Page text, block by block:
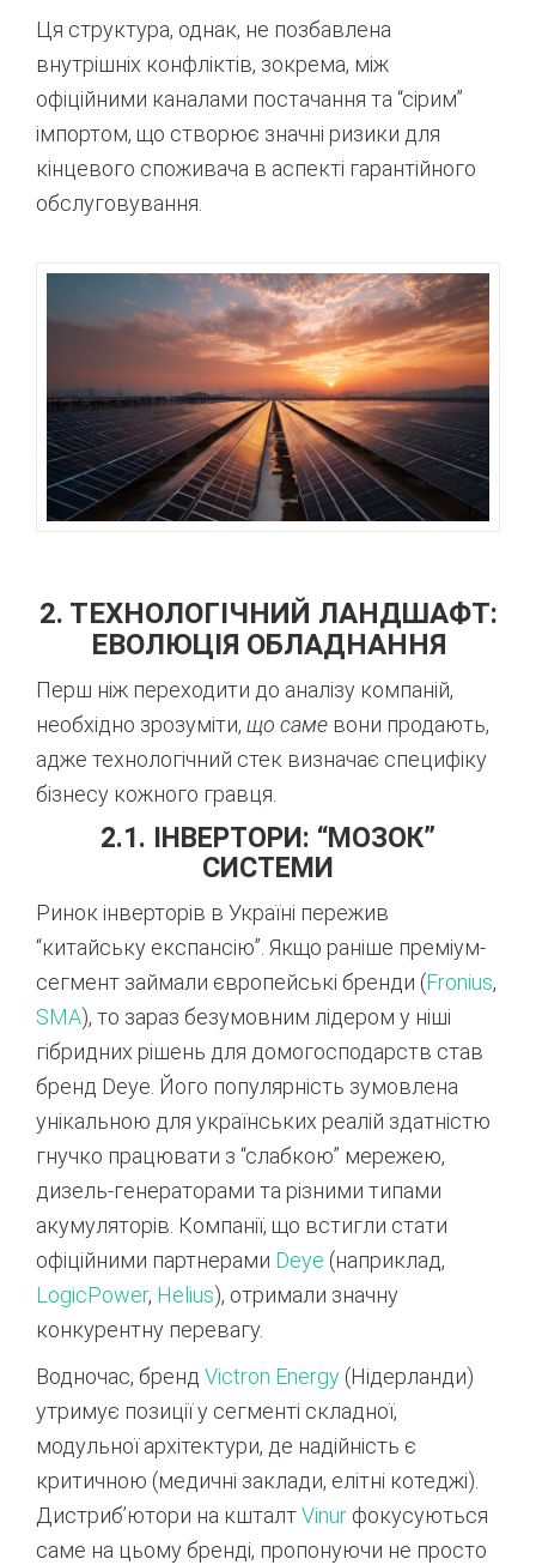
Ця структура, однак, не позбавлена
внутрішніх конфліктів, зокрема, між
офіційними каналами постачання та “сірим”
імпортом, що створює значні ризики для
кінцевого споживача в аспекті гарантійного
обслуговування.
2. ТЕХНОЛОГІЧНИЙ ЛАНДШАФТ:
ЕВОЛЮЦІЯ ОБЛАДНАННЯ
Перш ніж переходити до аналізу компаній,
необхідно зрозуміти, що саме вони продають,
адже технологічний стек визначає специфіку
бізнесу кожного гравця.
2.1. ІНВЕРТОРИ: “МОЗОК”
СИСТЕМИ
Ринок інверторів в Україні пережив
“китайську експансію”. Якщо раніше преміум-
сегмент займали європейські бренди (Fronius,
SMA), то зараз безумовним лідером у ніші
гібридних рішень для домогосподарств став
бренд Deye. Його популярність зумовлена
унікальною для українських реалій здатністю
гнучко працювати з “слабкою” мережею,
дизель-генераторами та різними типами
акумуляторів. Компанії, що встигли стати
офіційними партнерами Deye (наприклад,
LogicPower, Helius), отримали значну
конкурентну перевагу.
Водночас, бренд Victron Energy (Нідерланди)
утримує позиції у сегменті складної,
модульної архітектури, де надійність є
критичною (медичні заклади, елітні котеджі).
Дистриб’ютори на кшталтVinur фокусуються
саме на цьому бренді, пропонуючи не просто